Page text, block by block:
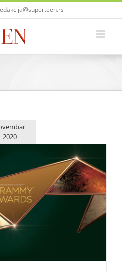
2020
Grammy nominacija